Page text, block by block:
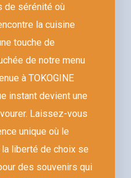
de sérénité où
la cuisine
touche de
de notre menu
à TOKOGINE
instant devient une
Laissez-vous
unique où le
liberté de choix se
des souvenirs qui